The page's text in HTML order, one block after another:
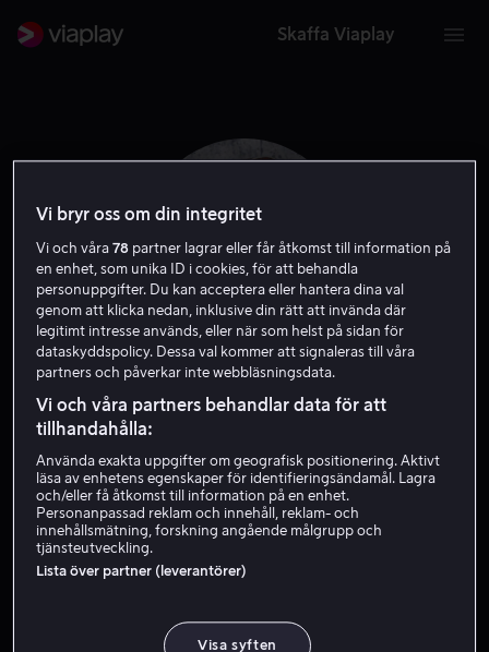
Skaffa Viaplay
Panos Cosmatos
Vi bryr oss om din integritet
Vi och våra78 partner lagrar eller får åtkomst till information på
en enhet, som unika ID i cookies, för att behandla
personuppgifter. Du kan acceptera eller hantera dina val
genom att klicka nedan, inklusive din rätt att invända där
legitimt intresse används, eller när som helst på sidan för
dataskyddspolicy. Dessa val kommer att signaleras till våra
partners och påverkar inte webbläsningsdata.
Vi och våra partners behandlar data för att
tillhandahålla:
Använda exakta uppgifter om geografisk positionering. Aktivt
läsa av enhetens egenskaper för identifieringsändamål. Lagra
och/eller få åtkomst till information på en enhet.
Personanpassad reklam och innehåll, reklam- och
innehållsmätning, forskning angående målgrupp och
tjänsteutveckling.
Lista över partner (leverantörer)
Visa syften